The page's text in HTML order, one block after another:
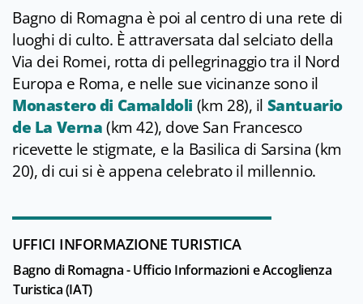
Bagno di Romagna è poi al centro di una rete di
luoghi di culto. È attraversata dal selciato della
Via dei Romei, rotta di pellegrinaggio tra il Nord
Europa e Roma, e nelle sue vicinanze sono il
Monastero di Camaldoli (km 28), il Santuario
de La Verna(km 42), dove San Francesco
ricevette le stigmate, e la Basilica di Sarsina (km
20), di cui si è appena celebrato il millennio.
UFFICI INFORMAZIONE TURISTICA
Bagno di Romagna - Ufficio Informazioni e Accoglienza
Turistica (IAT)